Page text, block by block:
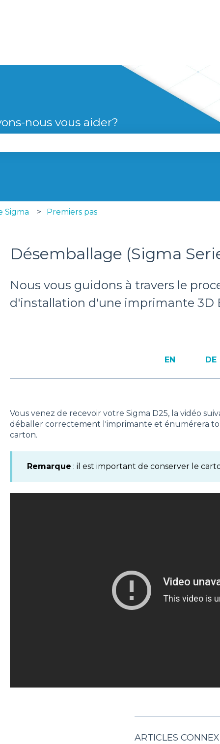
nous vous aider?
champ de recherche est vide.
Sigma Premiers pas
Désemballage (Sigma
Nous vous guidons à travers le
d'installation d'une imprimante 3D
EN DE
Vous venez de recevoir votre Sigma D25, la vidéo
déballer correctement l'imprimante et énumérera
carton.
Remarque : il est important de conserver le
ARTICLES